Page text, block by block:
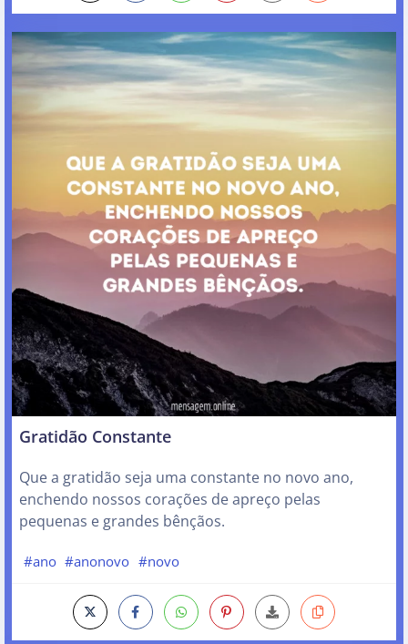
Gratidão Constante
Que a gratidão seja uma constante no novo ano,
enchendo nossos corações de apreço pelas
pequenas e grandes bênçãos.
#ano #anonovo #novo